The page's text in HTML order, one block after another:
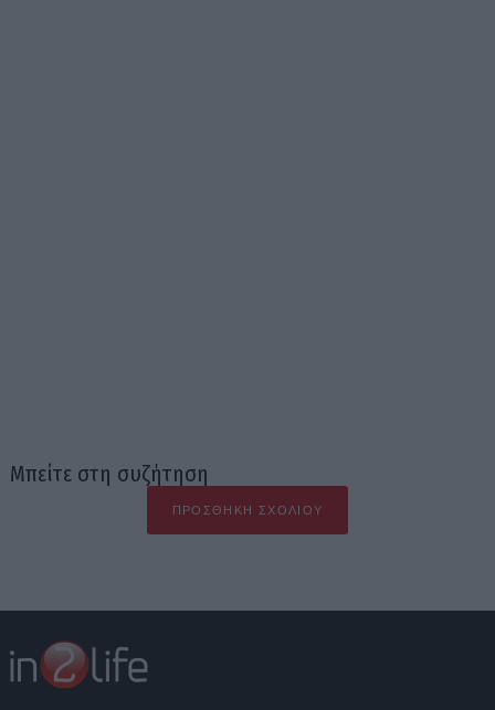
Μπείτε στη συζήτηση
ΠΡΟΣΘΉΚΗ ΣΧΟΛΊΟΥ